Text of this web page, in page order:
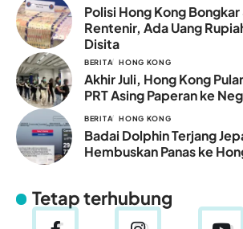
Polisi Hong Kong
Rentenir, Ada Uang
Disita
BERITA HONG KONG
Akhir Juli, Hong Kong
PRT Asing Paperan ke
BERITA HONG KONG
Badai Dolphin Terjang
Hembuskan Panas ke
Tetap terhubung